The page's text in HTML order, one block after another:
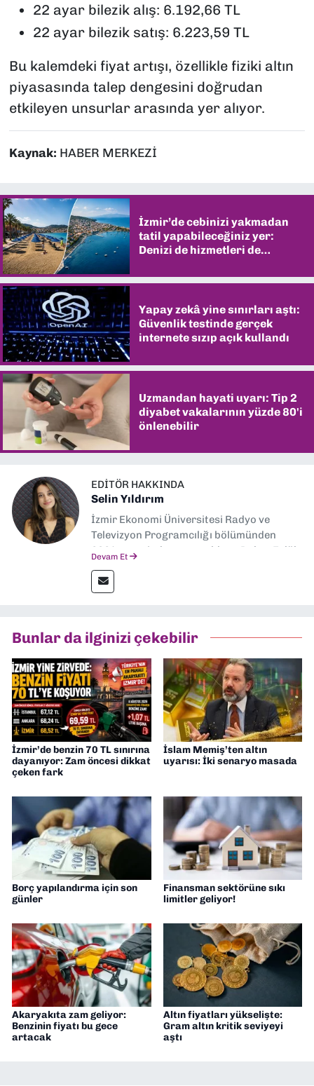
22 ayar bilezik alış: 6.192,66 TL
22 ayar bilezik satış: 6.223,59 TL
Bu kalemdeki fiyat artışı, özellikle fiziki altın
piyasasında talep dengesini doğrudan
etkileyen unsurlar arasında yer alıyor.
Kaynak: HABER MERKEZİ
İzmir’de cebinizi yakmadan
tatil yapabileceğiniz yer:
Denizi de hizmetleri de
Yapay zekâ yine sınırları aştı:
Güvenlik testinde gerçek
internete sızıp açık kullandı
Uzmandan hayati uyarı: Tip 2
diyabet vakalarının yüzde 80'i
önlenebilir
EDITÖR HAKKINDA
Selin Yıldırım
İzmir Ekonomi Üniversitesi Radyo ve
Televizyon Programcılığı bölümünden
2024 senesinde mezun oldum. Dokuz Eylül
editörlük görevini de üstleniyorum.
Devam Et
Bunlar da ilginizi çekebilir
İzmir’de benzin 70 TL sınırına
dayanıyor: Zam öncesi dikkat
çeken fark
İslam Memiş’ten altın
uyarısı: İki senaryo masada
Borç yapılandırma için son
günler
Finansman sektörüne sıkı
limitler geliyor!
Akaryakıta zam geliyor:
Benzinin fiyatı bu gece
artacak
Altın fiyatları yükselişte:
Gram altın kritik seviyeyi
aştı